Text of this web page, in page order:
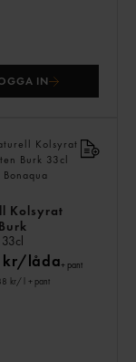
IN
Kolsyrat
33cl
kr/låda+ pant
kr/ l + pant